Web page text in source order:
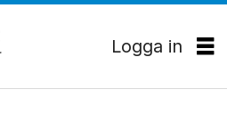
Logga in